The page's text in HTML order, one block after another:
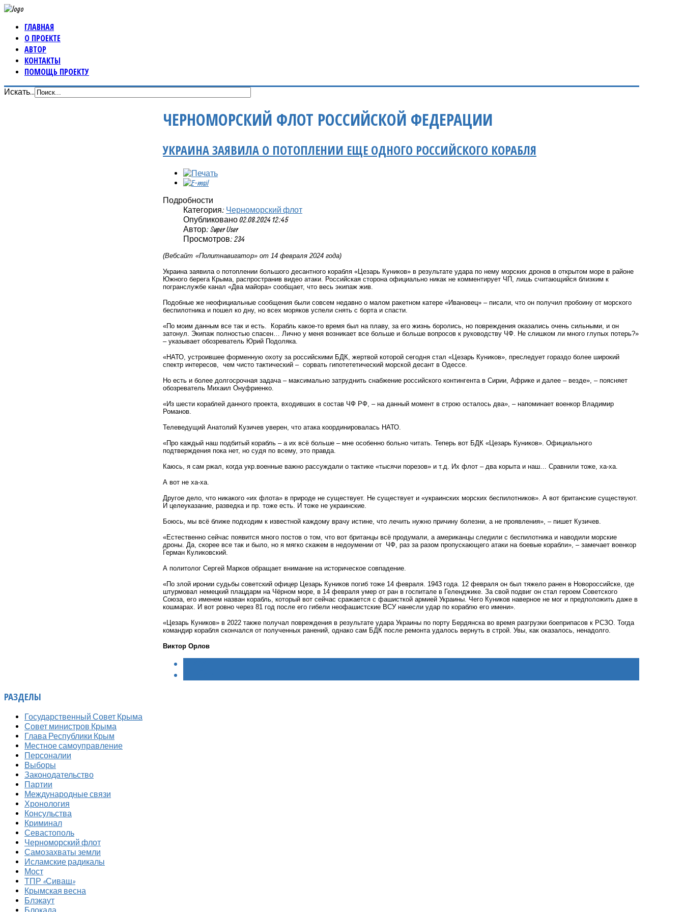
ГЛАВНАЯ
О ПРОЕКТЕ
АВТОР
КОНТАКТЫ
ПОМОЩЬ ПРОЕКТУ
Искать...
ЧЕРНОМОРСКИЙ ФЛОТ РОССИЙСКОЙ ФЕДЕРАЦИИ
УКРАИНА ЗАЯВИЛА О ПОТОПЛЕНИИ ЕЩЕ ОДНОГО РОССИЙСКОГО КОРАБЛЯ
Подробности
Категория: Черноморский флот
Опубликовано 02.08.2024 12:45
Автор: Super User
Просмотров: 234
(Вебсайт «Политнавигатор» от 14 февраля 2024 года)
Украина заявила о потоплении большого десантного корабля «Цезарь Куников» в результате удара по нему морских дронов в открытом море в районе
Южного берега Крыма, распространив видео атаки. Российская сторона официально никак не комментирует ЧП, лишь считающийся близким к
погранслужбе канал «Два майора» сообщает, что весь экипаж жив.
Подобные же неофициальные сообщения были совсем недавно о малом ракетном катере «Ивановец» – писали, что он получил пробоину от морского
беспилотника и пошел ко дну, но всех моряков успели снять с борта и спасти.
«По моим данным все так и есть. Корабль какое-то время был на плаву, за его жизнь боролись, но повреждения оказались очень сильными, и он
затонул. Экипаж полностью спасен… Лично у меня возникает все больше и больше вопросов к руководству ЧФ. Не слишком ли много глупых потерь?»
– указывает обозреватель Юрий Подоляка.
«НАТО, устроившее форменную охоту за российскими БДК, жертвой которой сегодня стал «Цезарь Куников», преследует гораздо более широкий
спектр интересов, чем чисто тактический – сорвать гипотететический морской десант в Одессе.
Но есть и более долгосрочная задача – максимально затруднить снабжение российского контингента в Сирии, Африке и далее – везде», – поясняет
обозреватель Михаил Онуфриенко.
«Из шести кораблей данного проекта, входивших в состав ЧФ РФ, – на данный момент в строю осталось два», – напоминает военкор Владимир
Романов.
Телеведущий Анатолий Кузичев уверен, что атака координировалась НАТО.
«Про каждый наш подбитый корабль – а их всё больше – мне особенно больно читать. Теперь вот БДК «Цезарь Куников». Официального
подтверждения пока нет, но судя по всему, это правда.
Каюсь, я сам ржал, когда укр.военные важно рассуждали о тактике «тысячи порезов» и т.д. Их флот – два корыта и наш… Сравнили тоже, ха-ха.
А вот не ха-ха.
Другое дело, что никакого «их флота» в природе не существует. Не существует и «украинских морских беспилотников». А вот британские существуют.
И целеуказание, разведка и пр. тоже есть. И тоже не украинские.
Боюсь, мы всё ближе подходим к известной каждому врачу истине, что лечить нужно причину болезни, а не проявления», – пишет Кузичев.
«Естественно сейчас появится много постов о том, что вот британцы всё продумали, а американцы следили с беспилотника и наводили морские
дроны. Да, скорее все так и было, но я мягко скажем в недоумении от ЧФ, раз за разом пропускающего атаки на боевые корабли», – замечает военкор
Герман Куликовский.
А политолог Сергей Марков обращает внимание на историческое совпадение.
«По злой иронии судьбы советский офицер Цезарь Куников погиб тоже 14 февраля. 1943 года. 12 февраля он был тяжело ранен в Новороссийске, где
штурмовал немецкий плацдарм на Чёрном море, в 14 февраля умер от ран в госпитале в Геленджике. За свой подвиг он стал героем Советского
Союза, его именем назван корабль, который вот сейчас сражается с фашисткой армией Украины. Чего Куников наверное не мог и предположить даже в
кошмарах. И вот ровно через 81 год после его гибели неофашистские ВСУ нанесли удар по кораблю его имени».
«Цезарь Куников» в 2022 также получал повреждения в результате удара Украины по порту Бердянска во время разгрузки боеприпасов к РСЗО. Тогда
командир корабля скончался от полученных ранений, однако сам БДК после ремонта удалось вернуть в строй. Увы, как оказалось, ненадолго.
Виктор Орлов
РАЗДЕЛЫ
Государственный Совет Крыма
Совет министров Крыма
Глава Республики Крым
Местное самоуправление
Персоналии
Выборы
Законодательство
Партии
Международные связи
Хронология
Консульства
Криминал
Севастополь
Черноморский флот
Самозахваты земли
Исламские радикалы
Мост
ТПР «Сиваш»
Крымская весна
Блэкаут
Блокада